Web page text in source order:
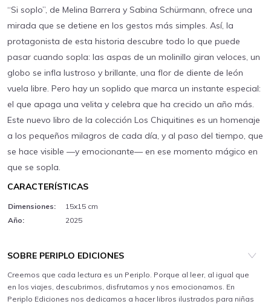
“Si soplo”, de Melina Barrera y Sabina Schürmann, ofrece una
mirada que se detiene en los gestos más simples. Así, la
protagonista de esta historia descubre todo lo que puede
pasar cuando sopla: las aspas de un molinillo giran veloces, un
globo se infla lustroso y brillante, una flor de diente de león
vuela libre. Pero hay un soplido que marca un instante especial:
el que apaga una velita y celebra que ha crecido un año más.
Este nuevo libro de la colección Los Chiquitines es un homenaje
a los pequeños milagros de cada día, y al paso del tiempo, que
se hace visible —y emocionante— en ese momento mágico en
que se sopla.
CARACTERÍSTICAS
Dimensiones:
15x15 cm
Año:
2025
SOBRE PERIPLO EDICIONES
Creemos que cada lectura es un Periplo. Porque al leer, al igual que
en los viajes, descubrimos, disfrutamos y nos emocionamos. En
Periplo Ediciones nos dedicamos a hacer libros ilustrados para niñas